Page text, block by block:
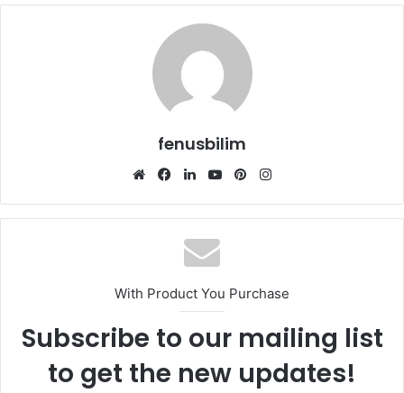
fenusbilim
Web
Facebook
LinkedInYouTubePinterest
With Product You Purchase
Subscribe to our mailing list
to get the new updates!